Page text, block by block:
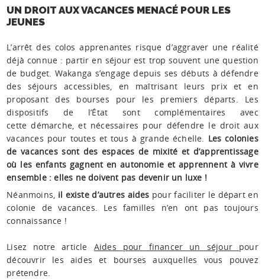
UN DROIT AUX VACANCES MENACÉ POUR LES
JEUNES
L’arrêt des colos apprenantes risque d’aggraver une réalité
déjà connue : partir en séjour est trop souvent une question
de budget. Wakanga s’engage depuis ses débuts à défendre
des séjours accessibles, en maîtrisant leurs prix et en
proposant des bourses pour les premiers départs. Les
dispositifs de l’État sont complémentaires avec
cette démarche, et nécessaires pour défendre le droit aux
vacances pour toutes et tous à grande échelle. Les colonies
de vacances sont des espaces de mixité et d’apprentissage
où les enfants gagnent en autonomie et apprennent à vivre
ensemble : elles ne doivent pas devenir un luxe !
Néanmoins, il existe d’autres aides pour faciliter le départ en
colonie de vacances. Les familles n’en ont pas toujours
connaissance !
Lisez notre article Aides pour financer un séjour pour
découvrir les aides et bourses auxquelles vous pouvez
prétendre.